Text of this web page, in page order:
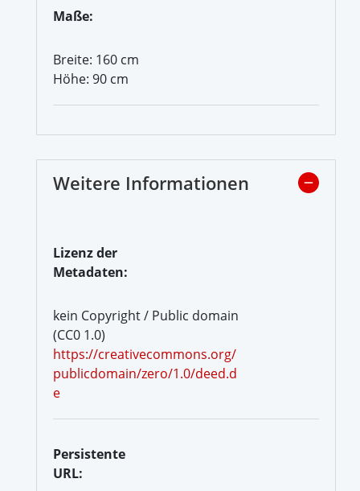
Maße:
Breite: 160 cm
Höhe: 90 cm
Weitere Informationen
Lizenz der
Metadaten:
kein Copyright / Public domain
(CC0 1.0)
https://creativecommons.org/
publicdomain/zero/1.0/deed.d
e
Persistente
URL: